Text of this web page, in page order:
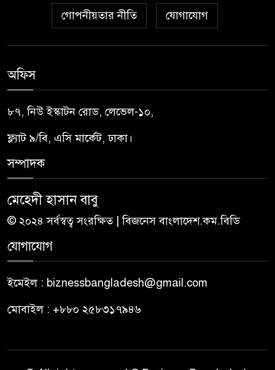
গোপনীয়তার নীতি যোগাযোগ
অফিস
৮৭, নিউ ইস্কাটন রোড, লেভেল-১০,
ফ্ল্যাট ৯/বি, এসি মার্কেট, ঢাকা।
সম্পাদক
মেহেদী হাসান বাবু
© ২০২৪ সর্বস্বত্ব সংরক্ষিত | বিজনেস বাংলাদেশ.কম.বিডি
যোগাযোগ
ইমেইল : biznessbangladesh@gmail.com
মোবাইল : +৮৮০ ২৫৮৩১৭৯৪৬